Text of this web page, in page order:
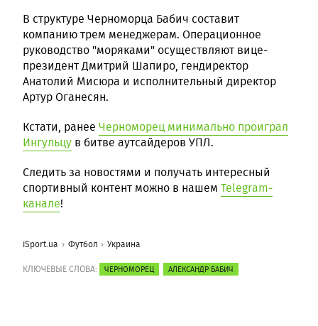
В структуре Черноморца Бабич составит
компанию трем менеджерам. Операционное
руководство "моряками" осуществляют вице-
президент Дмитрий Шапиро, гендиректор
Анатолий Мисюра и исполнительный директор
Артур Оганесян.
Кстати, ранее Черноморец минимально проиграл
Ингульцу в битве аутсайдеров УПЛ.
Следить за новостями и получать интересный
спортивный контент можно в нашем Telegram-
канале!
iSport.ua Футбол Украина
КЛЮЧЕВЫЕ СЛОВА: ЧЕРНОМОРЕЦ АЛЕКСАНДР БАБИЧ